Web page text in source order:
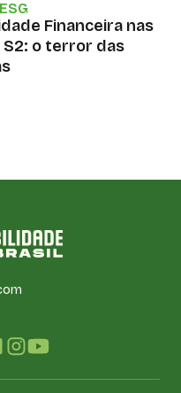
Financeira nas
S2: o terror das